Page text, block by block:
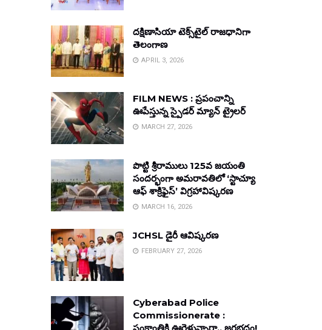
దక్షిణాసియా టెక్స్‌టైల్ రాజధానిగా
తెలంగాణ
APRIL 3, 2026
FILM NEWS : ప్రపంచాన్ని
ఊపేస్తున్న స్పైడర్ మ్యాన్ ట్రైలర్
MARCH 27, 2026
పొట్టి శ్రీరాములు 125వ జయంతి
సందర్భంగా అమరావతిలో ‘స్టాచ్యూ
ఆఫ్ శాక్రిఫైస్’ విగ్రహావిష్కరణ
MARCH 16, 2026
JCHSL డైరీ ఆవిష్కరణ
FEBRUARY 27, 2026
Cyberabad Police
Commissionerate :